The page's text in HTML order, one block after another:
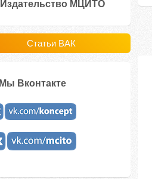
Издательство МЦИТО
Статьи ВАК
Мы Вконтакте